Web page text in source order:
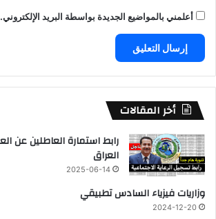
أعلمني بالمواضيع الجديدة بواسطة البريد الإلكتروني.
أخر المقالات
العراق
2025-06-14
وزاريات فيزياء السادس تطبيقي
2024-12-20